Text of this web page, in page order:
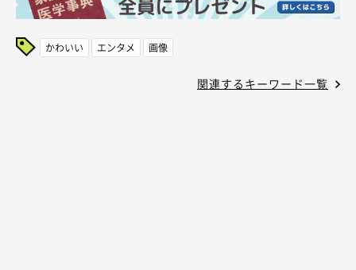
かわいい エンタメ 画像
関連するキーワード一覧